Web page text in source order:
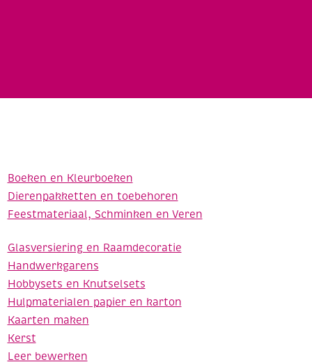
Boeken en Kleurboeken
Dierenpakketten en toebehoren
Feestmateriaal, Schminken en Veren
Glasversiering en Raamdecoratie
Handwerkgarens
Hobbysets en Knutselsets
Hulpmaterialen papier en karton
Kaarten maken
Kerst
Leer bewerken